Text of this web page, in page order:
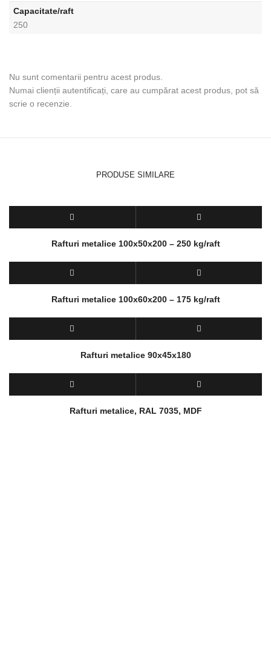
Capacitate/raft
250
Nu sunt comentarii pentru acest produs.
Numai clienții autentificați, care au cumpărat acest produs, pot să
scrie o recenzie.
PRODUSE SIMILARE
Rafturi metalice 100x50x200 – 250 kg/raft
Rafturi metalice 100x60x200 – 175 kg/raft
Rafturi metalice 90x45x180
Rafturi metalice, RAL 7035, MDF